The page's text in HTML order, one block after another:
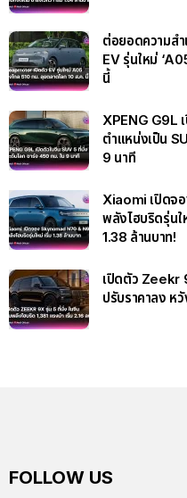
ต่อยอดความส
EV รุ่นใหม่
นี้
XPENG G9L
ตำแหน่งเป็น
9 นาที
Xiaomi เปิดจ
พลังไฮบริดรุ่นใ
1.38 ล้านบาท!
เปิดตัว Zeekr
ปรับราคาลง ห
FOLLOW US